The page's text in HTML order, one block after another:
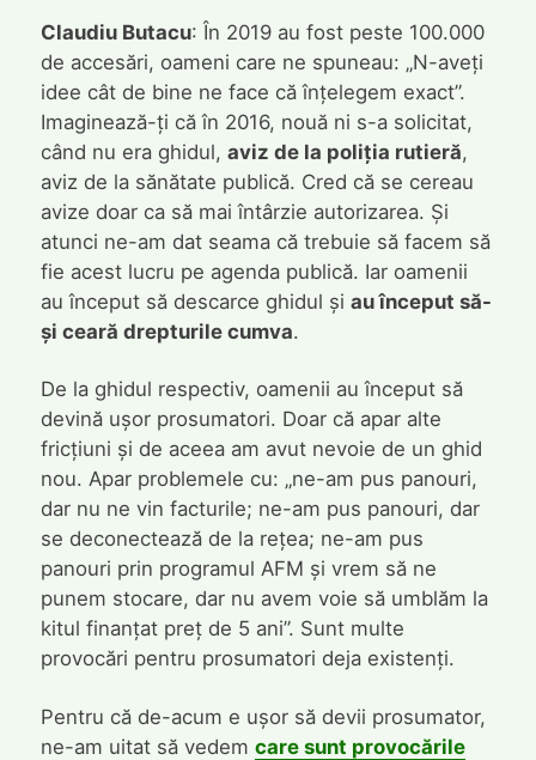
Claudiu Butacu: În 2019 au fost peste 100.000
de accesări, oameni care ne spuneau: „N-aveți
idee cât de bine ne face că înțelegem exact”.
Imaginează-ți că în 2016, nouă ni s-a solicitat,
când nu era ghidul, aviz de la poliția rutieră,
aviz de la sănătate publică. Cred că se cereau
avize doar ca să mai întârzie autorizarea. Și
atunci ne-am dat seama că trebuie să facem să
fie acest lucru pe agenda publică. Iar oamenii
au început să descarce ghidul și au început să-
și ceară drepturile cumva.
De la ghidul respectiv, oamenii au început să
devină ușor prosumatori. Doar că apar alte
fricțiuni și de aceea am avut nevoie de un ghid
nou. Apar problemele cu: „ne-am pus panouri,
dar nu ne vin facturile; ne-am pus panouri, dar
se deconectează de la rețea; ne-am pus
panouri prin programul AFM și vrem să ne
punem stocare, dar nu avem voie să umblăm la
kitul finanțat preț de 5 ani”. Sunt multe
provocări pentru prosumatori deja existenți.
Pentru că de-acum e ușor să devii prosumator,
ne-am uitat să vedem care sunt provocările